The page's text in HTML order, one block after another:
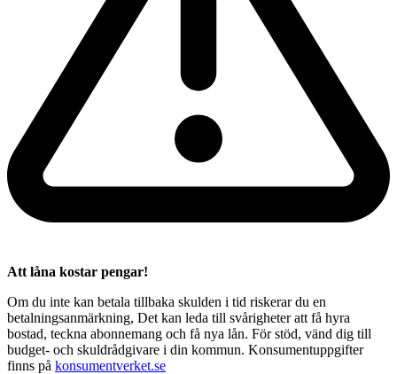
Att låna kostar pengar!
Om du inte kan betala tillbaka skulden i tid riskerar du en
betalningsanmärkning, Det kan leda till svårigheter att få hyra
bostad, teckna abonnemang och få nya lån. För stöd, vänd dig till
budget- och skuldrådgivare i din kommun. Konsumentuppgifter
finns på konsumentverket.se